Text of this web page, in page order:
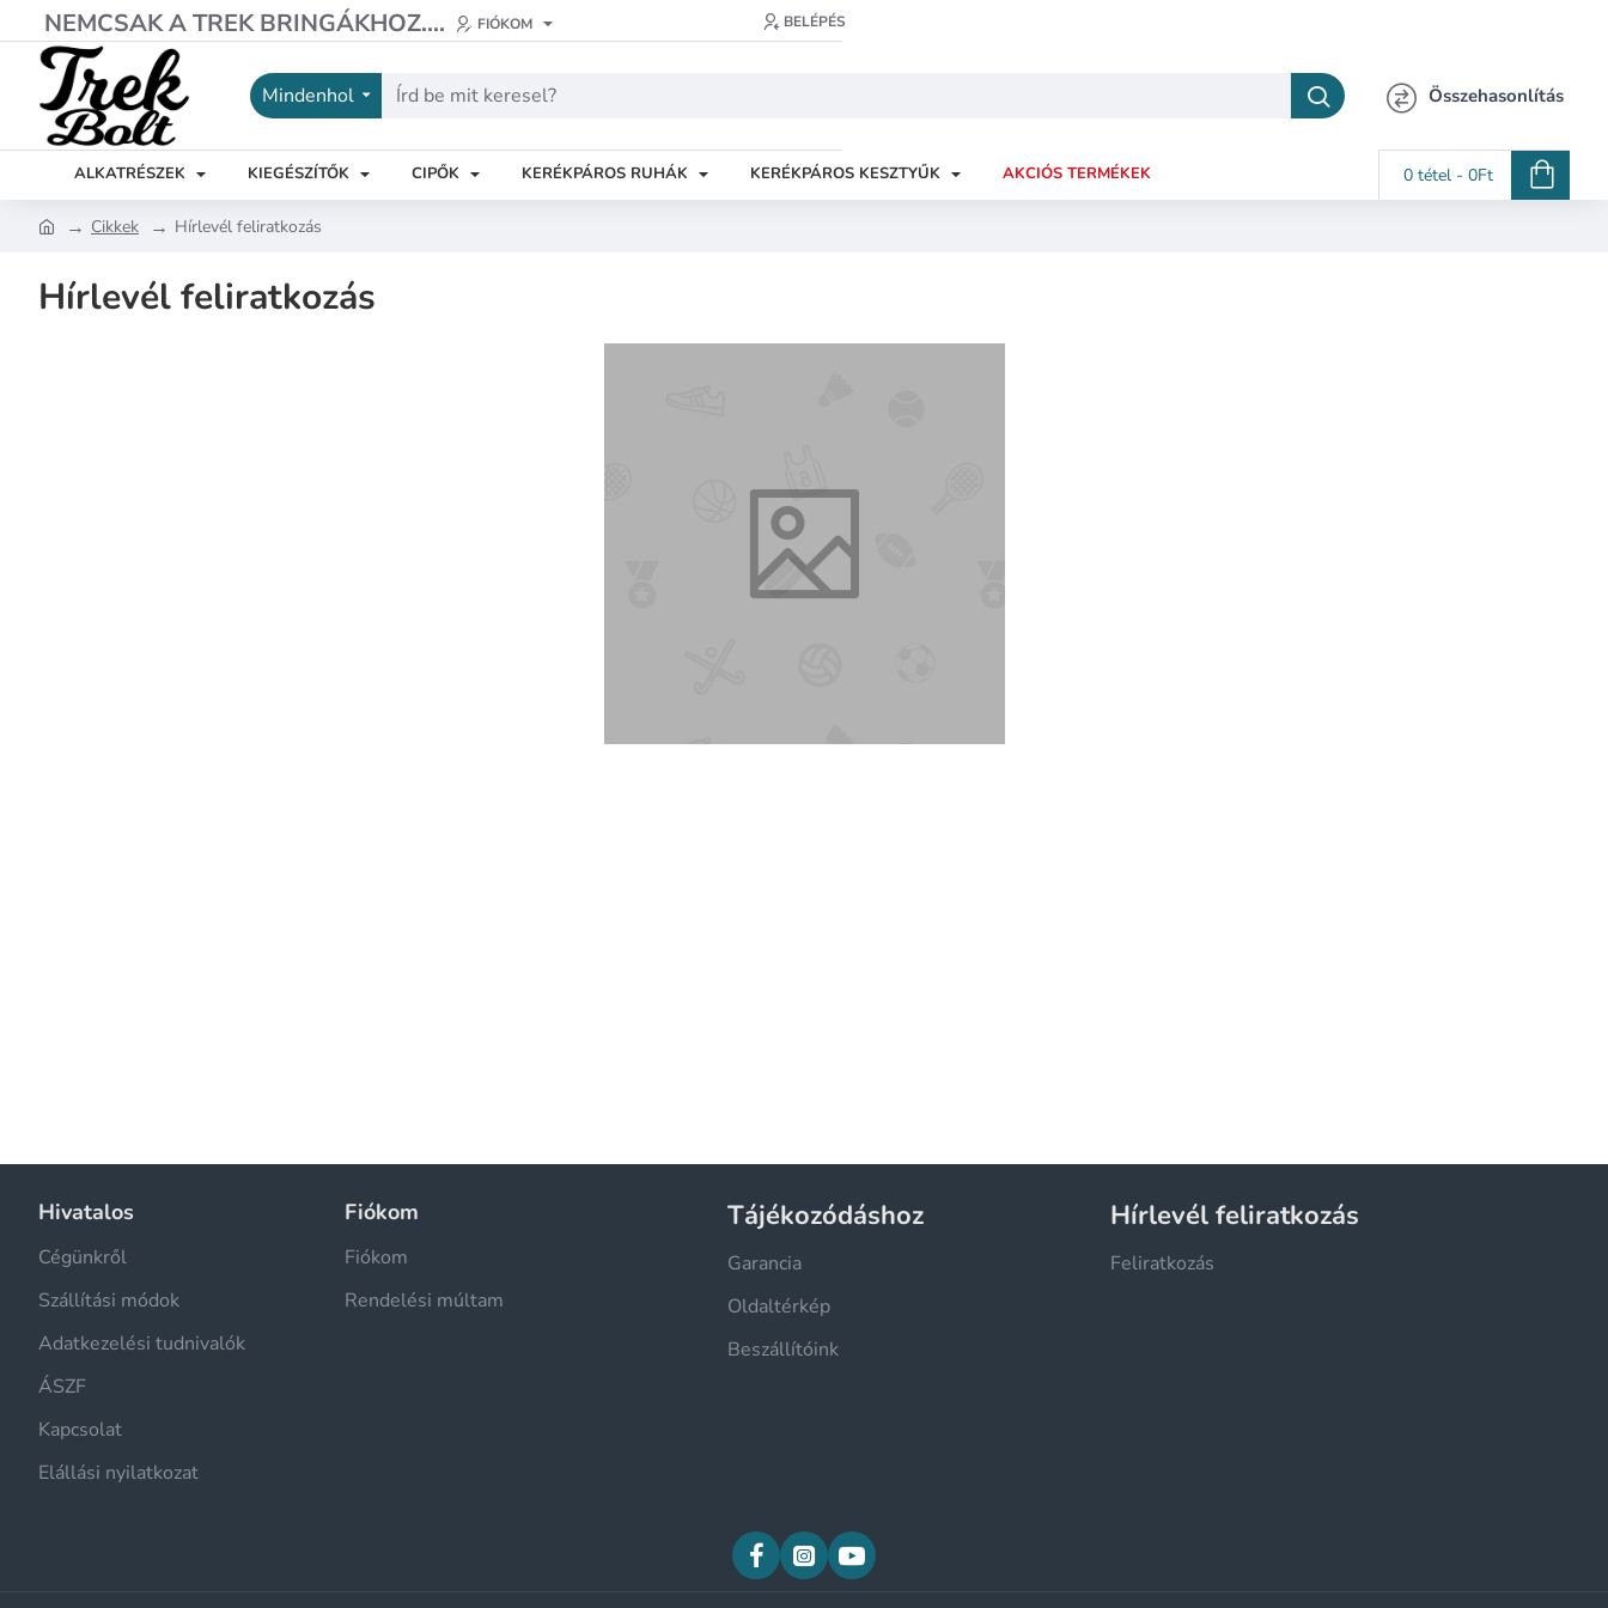
NEMCSAK A TREK BRINGÁKHOZ.... FIÓKOM BELÉPÉS
Mindenhol
Írd
mit
keresel?
Összehasonlítás
ALKATRÉSZEK KIEGÉSZÍTŐK CIPŐK KERÉKPÁROS RUHÁK KERÉKPÁROS KESZTYŰK AKCIÓS TERMÉKEK 0 tétel - 0Ft
m
Cikkek Hírlevél feliratkozás
Hírlevél feliratkozás
Hivatalos
Cégünkről
Szállítási módok
Adatkezelési tudnivalók
ÁSZF
Kapcsolat
Elállási nyilatkozat
Fiókom
Fiókom
Rendelési múltam
Tájékozódáshoz
Garancia
Oldaltérkép
Beszállítóink
Hírlevél feliratkozás
Feliratkozás